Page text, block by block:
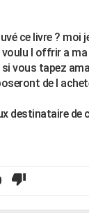
ce livre ? moi
l offrir a
vous tapez
de l
destinataire de